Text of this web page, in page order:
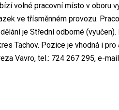
volné pracovní místo v oboru
ve třísměnném provozu.
je Střední odborné
Tachov. Pozice je vhodná i
Vavro, tel.: 724 267 295, e-